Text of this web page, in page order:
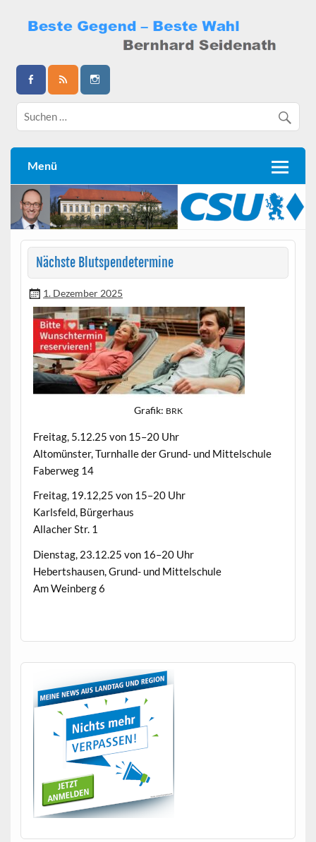
content
Bernhard Seidenath
Menü
Nächste Blutspendetermine
1. Dezember 2025
Grafik: BRK
Fre­itag, 5.12.25 von 15–20 Uhr
Altomün­ster, Turn­halle der Grund- und Mit­telschule
Faber­weg 14
Fre­itag, 19.12,25 von 15–20 Uhr
Karls­feld, Bürgerhaus
Allach­er Str. 1
Dien­stag, 23.12.25 von 16–20 Uhr
Hebertshausen, Grund- und Mittelschule
Am Wein­berg 6